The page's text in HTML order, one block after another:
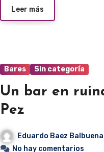
Leer más
Bares Sin categoría
Un bar en
Pez
Eduardo Baez Balbuena
No hay comentarios